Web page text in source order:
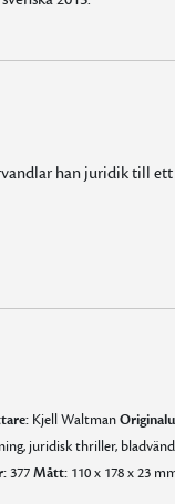
han juridik till
Kjell Waltman
juridisk thriller,
377Mått:110 x 178 x 23